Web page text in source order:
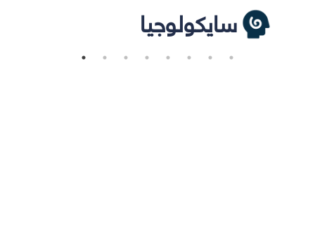
سايكولوجيا